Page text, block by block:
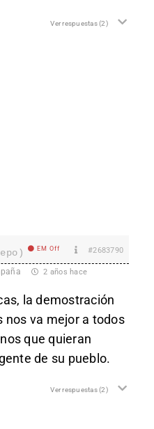
Ver respuestas(2)
EM Off #2683790
2 años hace
la demostración
nos va mejor a todos
que quieran
de su pueblo.
Ver respuestas(2)